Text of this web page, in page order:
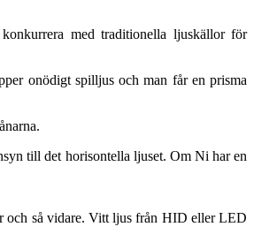
med traditionella ljuskällor för
onödigt spilljus och man får en prisma
till det horisontella ljuset. Om Ni har en
och så vidare. Vitt ljus från HID eller LED